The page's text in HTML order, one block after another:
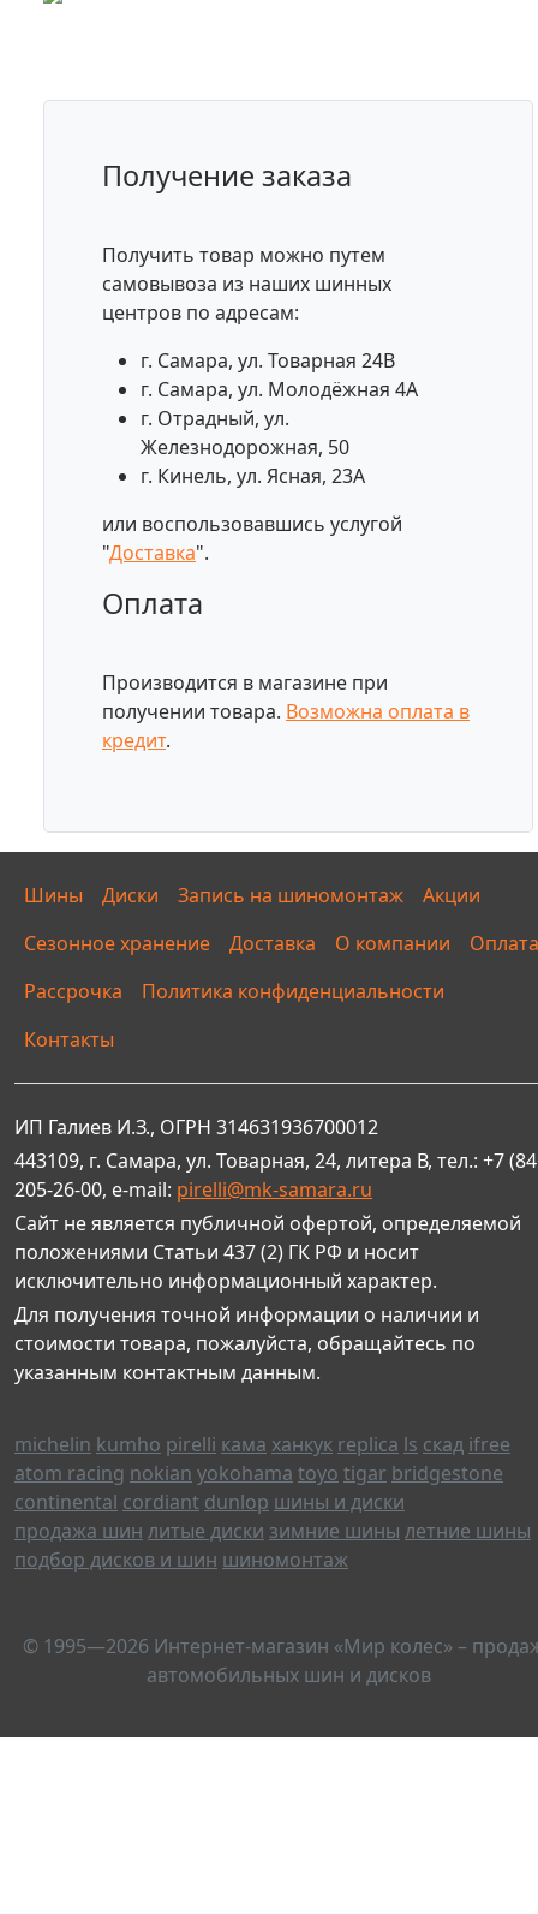
Получение заказа
Получить товар можно путем
самовывоза из наших шинных
центров по адресам:
г. Самара, ул. Товарная 24В
г. Самара, ул. Молодёжная 4А
г. Отрадный, ул.
Железнодорожная, 50
г. Кинель, ул. Ясная, 23А
или воспользовавшись услугой
"Доставка".
Оплата
Производится в магазине при
получении товара. Возможна оплата в
кредит.
Шины Диски Запись на шиномонтаж
Акции
Сезонное хранение
Доставка О компании
Оплата
Рассрочка
Политика конфиденциальности
Контакты
ИП Галиев И.З., ОГРН 314631936700012
443109, г. Самара, ул. Товарная, 24, литера В, тел.: +7
205-26-00, e-mail: pirelli@mk-samara.ru
Сайт не является публичной офертой, определяемой
положениями Статьи 437 (2) ГК РФ и носит
исключительно информационный характер.
Для получения точной информации о наличии и
стоимости товара, пожалуйста, обращайтесь по
указанным контактным данным.
michelin kumho pirelli кама ханкук replica ls скад ifree
atom racing nokian yokohama toyo tigar bridgestone
continental cordiant dunlop шины и диски
продажа шин литые диски зимние шины летние шины
подбор дисков и шин шиномонтаж
© 1995—2026 Интернет-магазин «Мир колес» –
автомобильных шин и дисков